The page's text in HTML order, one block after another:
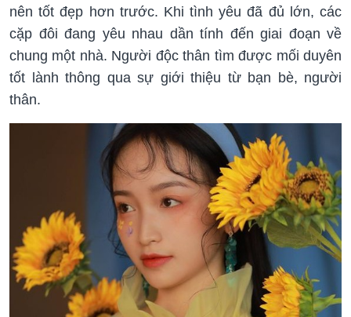
nên tốt đẹp hơn trước. Khi tình yêu đã đủ lớn, các
cặp đôi đang yêu nhau dần tính đến giai đoạn về
chung một nhà. Người độc thân tìm được mối duyên
tốt lành thông qua sự giới thiệu từ bạn bè, người
thân.